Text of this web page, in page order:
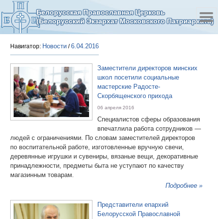
Белорусская Православная Церковь
(Белорусский Экзархат Московского Патриархата)
Навигатор: Новости /6.04.2016
Заместители директоров минских
школ посетили социальные
мастерские Радосте-
Скорбященского прихода
06 апреля 2016
Специалистов сферы образования
впечатлила работа сотрудников —
людей с ограничениями. По словам заместителей директоров
по воспитательной работе, изготовленные вручную свечи,
деревянные игрушки и сувениры, вязаные вещи, декоративные
принадлежности, предметы быта не уступают по качеству
магазинным товарам.
Подробнее »
Представители епархий
Белорусской Православной